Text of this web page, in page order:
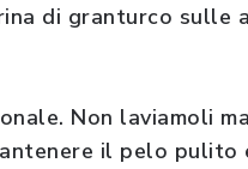
di granturco sulle
Non laviamoli
il pelo